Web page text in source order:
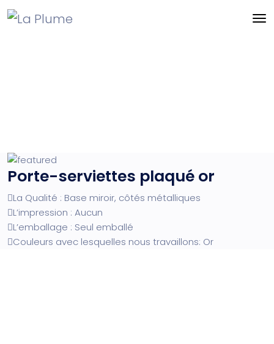
Porte-serviettes plaqué or
La Qualité : Base miroir, côtés métalliques
L’impression : Aucun
L’emballage : Seul emballé
Couleurs avec lesquelles nous travaillons: Or